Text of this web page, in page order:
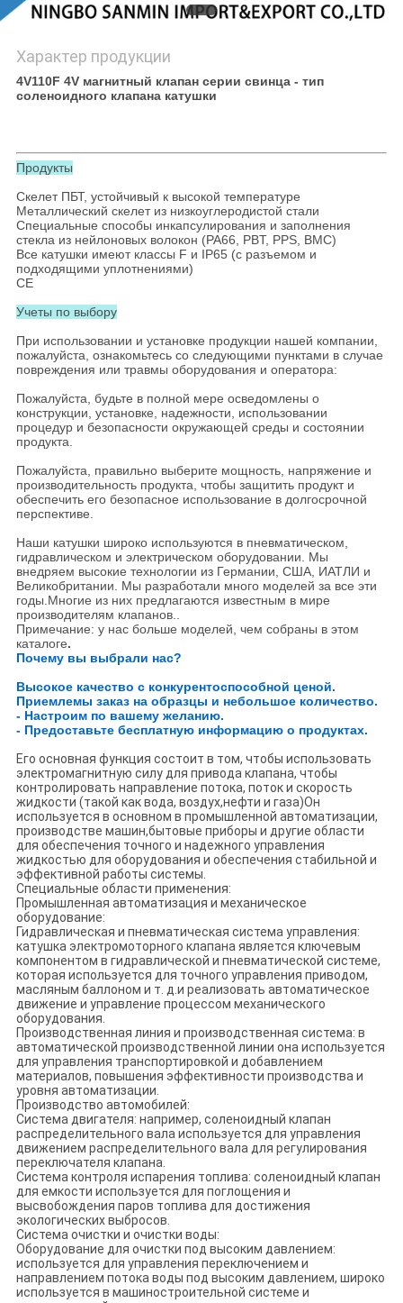
Характер продукции
4V110F 4V магнитный клапан серии свинца - тип
соленоидного клапана катушки
Продукты
Скелет ПБТ, устойчивый к высокой температуре
Металлический скелет из низкоуглеродистой стали
Специальные способы инкапсулирования и заполнения
стекла из нейлоновых волокон (PA66, PBT, PPS, BMC)
Все катушки имеют классы F и IP65 (с разъемом и
подходящими уплотнениями)
CE
Учеты по выбору
При использовании и установке продукции нашей компании,
пожалуйста, ознакомьтесь со следующими пунктами в случае
повреждения или травмы оборудования и оператора:
Пожалуйста, будьте в полной мере осведомлены о
конструкции, установке, надежности, использовании
процедур и безопасности окружающей среды и состоянии
продукта.
Пожалуйста, правильно выберите мощность, напряжение и
производительность продукта, чтобы защитить продукт и
обеспечить его безопасное использование в долгосрочной
перспективе.
Наши катушки широко используются в пневматическом,
гидравлическом и электрическом оборудовании. Мы
внедряем высокие технологии из Германии, США, ИАТЛИ и
Великобритании. Мы разработали много моделей за все эти
годы.Многие из них предлагаются известным в мире
производителям клапанов..
Примечание: у нас больше моделей, чем собраны в этом
каталоге.
Почему вы выбрали нас?
Высокое качество с конкурентоспособной ценой.
Приемлемы заказ на образцы и небольшое количество.
- Настроим по вашему желанию.
- Предоставьте бесплатную информацию о продуктах.
Его основная функция состоит в том, чтобы использовать
электромагнитную силу для привода клапана, чтобы
контролировать направление потока, поток и скорость
жидкости (такой как вода, воздух,нефти и газа)Он
используется в основном в промышленной автоматизации,
производстве машин,бытовые приборы и другие области
для обеспечения точного и надежного управления
жидкостью для оборудования и обеспечения стабильной и
эффективной работы системы.
Специальные области применения:
Промышленная автоматизация и механическое
оборудование:
Гидравлическая и пневматическая система управления:
катушка электромоторного клапана является ключевым
компонентом в гидравлической и пневматической системе,
которая используется для точного управления приводом,
масляным баллоном и т. д.и реализовать автоматическое
движение и управление процессом механического
оборудования.
Производственная линия и производственная система: в
автоматической производственной линии она используется
для управления транспортировкой и добавлением
материалов, повышения эффективности производства и
уровня автоматизации.
Производство автомобилей:
Система двигателя: например, соленоидный клапан
распределительного вала используется для управления
движением распределительного вала для регулирования
переключателя клапана.
Система контроля испарения топлива: соленоидный клапан
для емкости используется для поглощения и
высвобождения паров топлива для достижения
экологических выбросов.
Система очистки и очистки воды:
Оборудование для очистки под высоким давлением:
используется для управления переключением и
направлением потока воды под высоким давлением, широко
используется в машиностроительной системе и